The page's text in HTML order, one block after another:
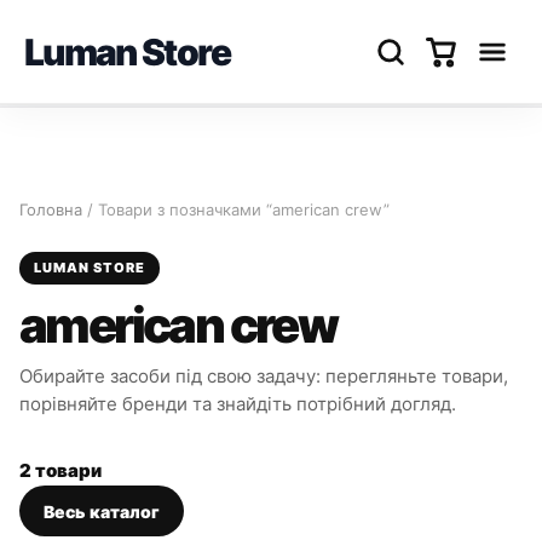
Luman Store
Головна / Товари з позначками “american crew”
LUMAN STORE
american crew
Обирайте засоби під свою задачу: перегляньте товари,
порівняйте бренди та знайдіть потрібний догляд.
2 товари
Весь каталог